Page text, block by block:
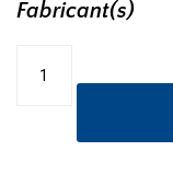
Fabricant(s)